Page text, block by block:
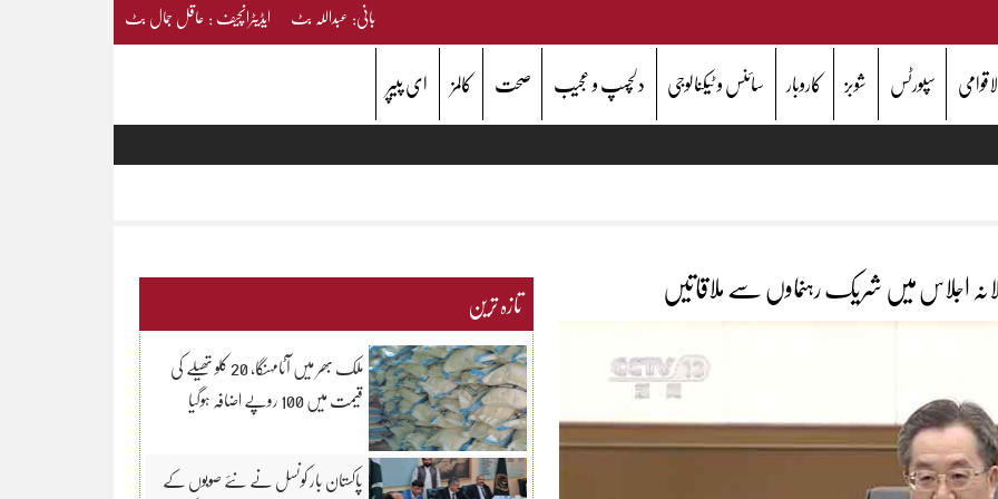
بانی: عبداللہ بٹ ایڈیٹرانچیف : عاقل جمال بٹ
سپورٹس شوبز کاروبار سائنس و ٹیکنالوجی دلچسپ و عجیب صحت کالمز ای پیپر
اجلاس میں شریک رہنماوں سے ملاقاتیں تازہ ترین
ملک بھر میں آٹامہنگا، 20 کلو تھیلے کی
قیمت میں 100 روپے اضافہ ہوگیا
پاکستان بار کونسل نے نئے صوبوں کے